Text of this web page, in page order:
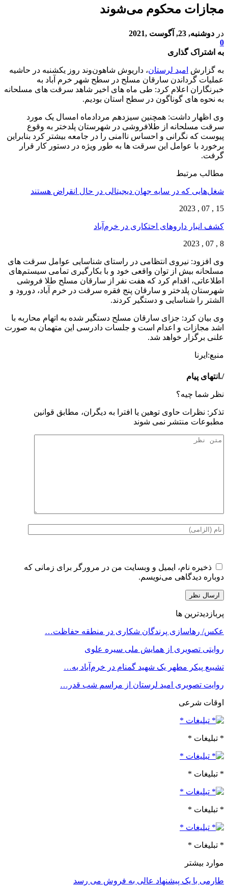
مجازات محکوم می‌شوند
در دوشنبه, 23, آگوست ,2021
0
به اشتراک گذاری
به گزارش امید لرستان، داریوش شاهون‌وند روز یکشنبه در حاشیه
عملیات گرداندن سارقان مسلح در سطح شهر خرم آباد به
خبرنگاران اعلام کرد: طی ماه های اخیر شاهد سرقت های مسلحانه
به نحوه های گوناگون در سطح استان بودیم.
وی اظهار داشت: همچنین سیزدهم مردادماه امسال یک مورد
سرقت مسلحانه از طلافروشی در شهرستان پلدختر به وقوع
پیوست که نگرانی و احساس ناامنی را در جامعه بیشتر کرد بنابراین
برخورد با عوامل این سرقت ها به طور ویژه در دستور کار قرار
گرفت.
مطالب مرتبط
شغل‌‌هایی که در سایه جهان دیجیتالی در حال انقراض هستند
15 , 07 , 2023
کشف انبار داروهای احتکاری در خرم‌آباد
8 , 07 , 2023
وی افزود: نیروی انتظامی در راستای شناسایی عوامل سرقت های
مسلحانه بیش از توان واقعی خود و با بکارگیری تمامی سیستم‌های
اطلاعاتی، اقدام کرد که هفت نفر از سارقان مسلح طلا فروشی
شهرستان پلدختر و سارقان پنج فقره سرقت در خرم آباد، دورود و
الشتر را شناسایی و دستگیر کردند.
وی بیان کرد: جزای سارقان مسلح دستگیر شده به اتهام محاربه با
اشد مجازات و اعدام است و جلسات دادرسی این متهمان به صورت
علنی برگزار خواهد شد.
منبع:ایرنا
/.انتهای پیام
نظر شما چیه؟
تذكر: نظرات حاوی توهين يا افترا به ديگران، مطابق قوانين
مطبوعات منتشر نمی شوند
ذخیره نام، ایمیل و وبسایت من در مرورگر برای زمانی که
دوباره دیدگاهی می‌نویسم.
پربازدیدترین ها
عکس/ رهاسازی پرندگان شکاری در منطقه حفاظت…
روایتی تصویری از همایش ملی سیره علوی
تشییع پیکر مطهر یک شهید گمنام در خرم‌آباد به…
روایت تصویری امید لرستان از مراسم شب قدر…
اوقات شرعی
* تبلیغات *
* تبلیغات *
* تبلیغات *
* تبلیغات *
موارد بیشتر
طارمی با یک پیشنهاد عالی به فروش می رسد